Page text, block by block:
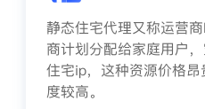
静态住宅代理又称运营
商计划分配给家庭用户
住宅ip，这种资源价格
度较高。